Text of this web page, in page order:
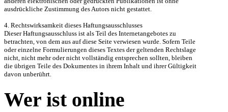
ausdrückliche Zustimmung des Autors nicht gestattet.
4. Rechtswirksamkeit dieses Haftungsausschlusses
Dieser Haftungsausschluss ist als Teil des Internetangebotes zu
betrachten, von dem aus auf diese Seite verwiesen wurde. Sofern Teile
oder einzelne Formulierungen dieses Textes der geltenden Rechtslage
nicht, nicht mehr oder nicht vollständig entsprechen sollten, bleiben
die übrigen Teile des Dokumentes in ihrem Inhalt und ihrer Gültigkeit
Wer ist online